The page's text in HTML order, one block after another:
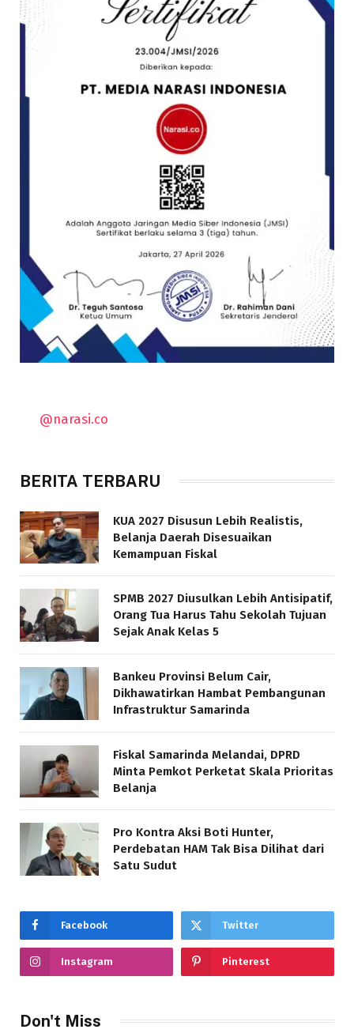
@narasi.co
BERITA TERBARU
KUA 2027 Disusun Lebih Realistis,
Belanja Daerah Disesuaikan
Kemampuan Fiskal
SPMB 2027 Diusulkan Lebih Antisipatif,
Orang Tua Harus Tahu Sekolah Tujuan
Sejak Anak Kelas 5
Bankeu Provinsi Belum Cair,
Dikhawatirkan Hambat Pembangunan
Infrastruktur Samarinda
Fiskal Samarinda Melandai, DPRD
Minta Pemkot Perketat Skala Prioritas
Belanja
Pro Kontra Aksi Boti Hunter,
Perdebatan HAM Tak Bisa Dilihat dari
Satu Sudut
Facebook Twitter
Instagram Pinterest
Don't Miss